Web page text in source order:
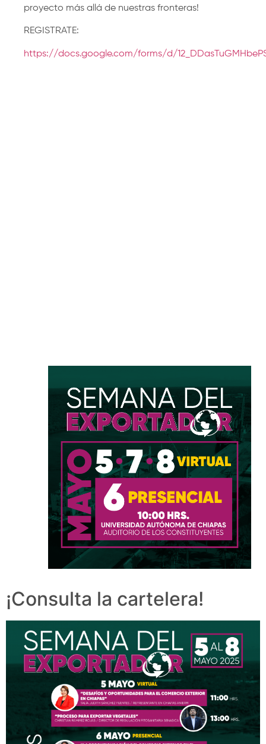
proyecto más allá de nuestras fronteras!
REGISTRATE:
https://docs.google.com/forms/d/
¡Consulta la cartelera!